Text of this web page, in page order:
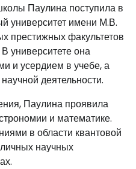
Паулина поступила в
университет имени М.В.
престижных факультетов
университете она
и усердием в учебе, а
деятельности.
Паулина проявила
и математике.
в области квантовой
научных